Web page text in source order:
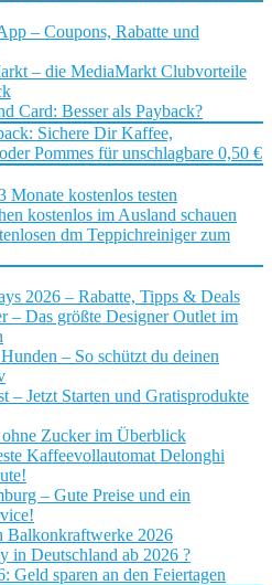
– Coupons, Rabatte und
– die MediaMarkt Clubvorteile
Card: Besser als Payback?
Sichere Dir Kaffee,
Pommes für unschlagbare 0,50 €
Monate kostenlos testen
kostenlos im Ausland schauen
dm Teppichreiniger zum
2026 – Rabatte, Tipps & Deals
– Das größte Designer Outlet im
– So schützt du deinen
– Jetzt Starten und Gratisprodukte
ohne Zucker im Überblick
Kaffeevollautomat Delonghi
– Gute Preise und ein
Balkonkraftwerke 2026
in Deutschland ab 2026 ?
Geld sparen an den Feiertagen